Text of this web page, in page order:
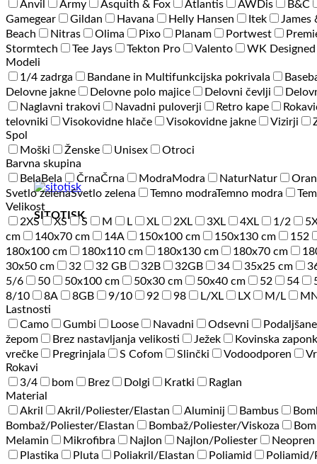
SITOTISK
Anvil
Army Asquith & Fox Atlantis AWDis B&C
Gamegear
Gildan Havana Helly Hansen Itek James
Beach
Nitras Olima Pixo Planam Portwest
Stormtech
Tee Jays Tekton Pro Valento WK
Modeli
1/4 zadrga
Bandane in Multifunkcijska pokrivala
Delovne jakne
Delovne polo majice Delovni čevlji
Naglavni trakovi
Navadni puloverji Retro kape
telovniki
Visokovidne hlače Visokovidne jakne Vizirji
Spol
Moški
Ženske Unisex
Otroci
Barvna skupina
BelaBela ČrnaČrna ModraModra NaturNatur
Svetlo zelenaSvetlo zelena Temno modraTemno modra
Velikost
2XS
XS S M L XL 2XL 3XL 4XL 1/2
cm
140x70 cm 14A 150x100 cm 150x130 cm 152
180x100 cm
180x110 cm 180x130 cm 180x70 cm
30x50 cm
32 32 GB 32B 32GB 34 35x25 cm
5/6
50 50x100 cm 50x30 cm 50x40 cm 52 54
8/10
8A 8GB 9/10 92 98 L/XL LX M/L MN
Lastnosti
Camo
Gumbi Loose Navadni Odsevni Podaljšane
žepom
Brez nastavljanja velikosti Ježek Kovinska
vrečke
Pregrinjala S Cofom Slinčki Vodoodporen
Rokavi
3/4
bom Brez Dolgi Kratki
Raglan
Material
Akril
Akril/Poliester/Elastan Aluminij Bambus
Bombaž/Poliester/Elastan
Bombaž/Poliester/Viskoza
Melamin
Mikrofibra Najlon Najlon/Poliester Neopren
Plastika
Pluta Poliakril/Elastan Poliamid Poliamid/